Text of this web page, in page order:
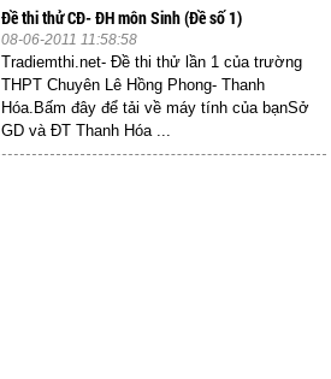
Đề thi thử CĐ- ĐH môn Sinh (Đề số 1)
08-06-2011 11:58:58
Tradiemthi.net- Đề thi thử lần 1 của trường
THPT Chuyên Lê Hồng Phong- Thanh
Hóa.Bấm đây để tải về máy tính của bạnSở
GD và ĐT Thanh Hóa ...